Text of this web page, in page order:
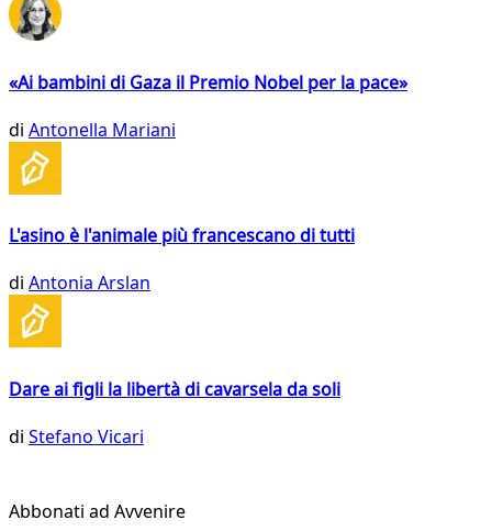
«Ai bambini di Gaza il Premio Nobel per la pace»
di Antonella Mariani
L'asino è l'animale più francescano di tutti
di Antonia Arslan
Dare ai figli la libertà di cavarsela da soli
di Stefano Vicari
Abbonati ad Avvenire